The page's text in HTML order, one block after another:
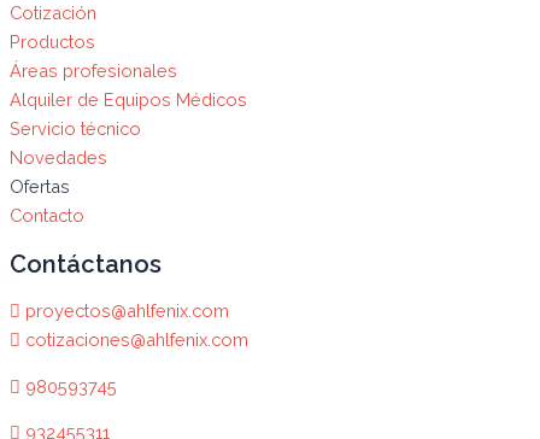
Cotización
Productos
Áreas profesionales
Alquiler de Equipos Médicos
Servicio técnico
Novedades
Ofertas
Contacto
Contáctanos
proyectos@ahlfenix.com
cotizaciones@ahlfenix.com
980593745
932455311